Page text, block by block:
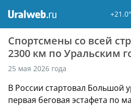
Спортсмены со всей
2300 км по Уральским
25 мая 2026 года
В России стартовал Большой
первая беговая эстафета по